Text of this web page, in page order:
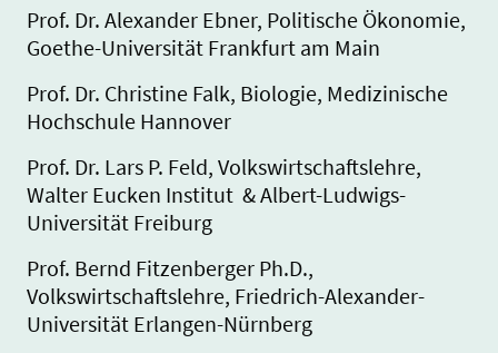
Prof. Dr. Alexander Ebner, Politische Ökonomie,
Goethe-Universität Frankfurt am Main
Prof. Dr. Christine Falk, Biologie, Medizinische
Hochschule Hannover
Prof. Dr. Lars P. Feld, Volkswirtschaftslehre,
Walter Eucken Institut & Albert-Ludwigs-
Universität Freiburg
Prof. Bernd Fitzenberger Ph.D.,
Volkswirtschaftslehre, Friedrich-Alexander-
Universität Erlangen-Nürnberg